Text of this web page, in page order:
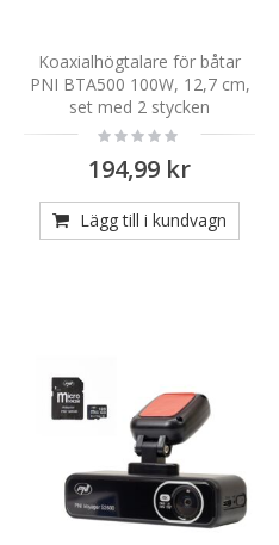
Koaxialhögtalare för båtar
PNI BTA500 100W, 12,7 cm,
set med 2 stycken
Rating:
0%
194,99 kr
Lägg till i kundvagn